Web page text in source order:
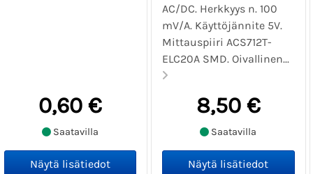
0,60 €
Saatavilla
AC/DC. Herkkyys n. 100
mV/A. Käyttöjännite 5V.
Mittauspiiri ACS712T-
ELC20A SMD. Oivallinen...
8,50 €
Saatavilla